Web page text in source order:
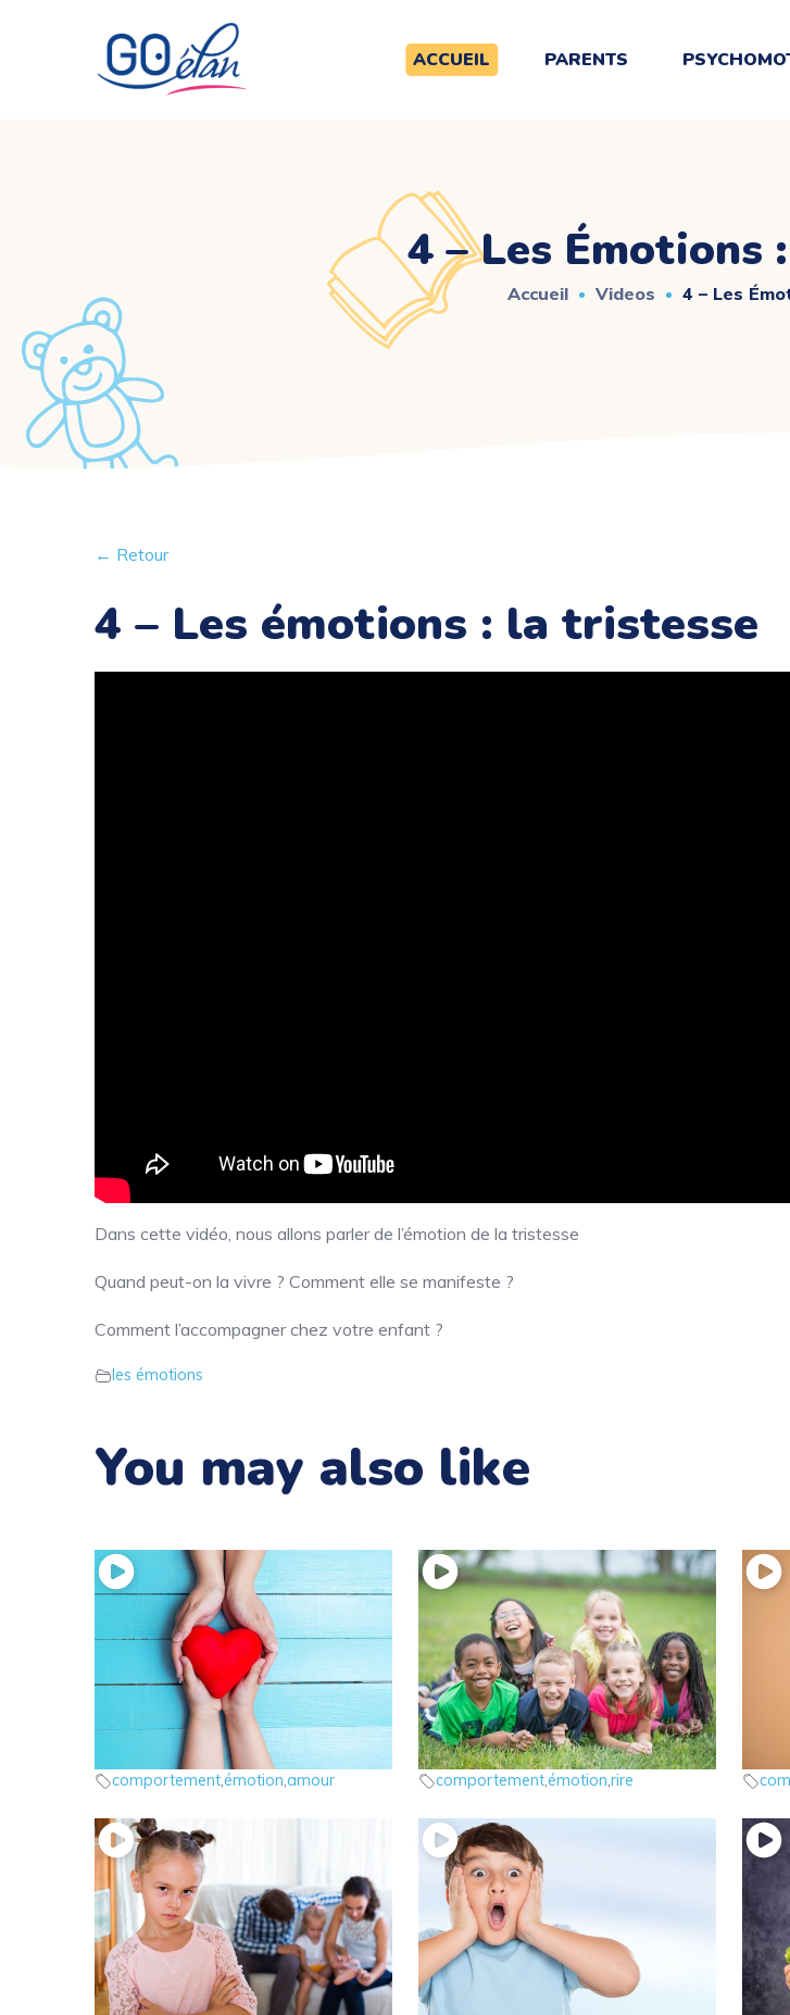
ACCUEIL PARENTS
4 – Les Émotions
Accueil Videos 4 – Les
← Retour
4 – Les émotions : la tristesse
Dans cette vidéo, nous allons parler de l’émotion de la tristesse
Quand peut-on la vivre ? Comment elle se manifeste ?
Comment l’accompagner chez votre enfant ?
les émotions
You may also like
11 – Les émotions : l’amour
les émotions
comportement,émotion,amour
10 – Les émotions : le rire
les émotions
comportement,émotion,rire
9 –
8 – Les émotions : la jalousie 7 – Les émotions : la surprise 6 –